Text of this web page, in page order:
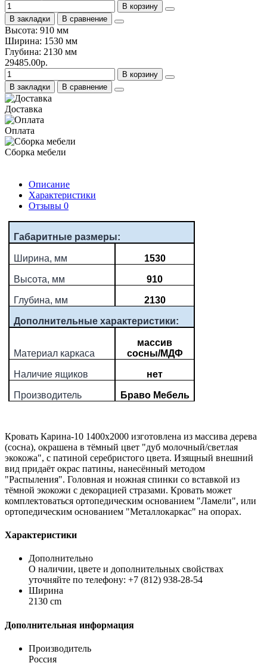
В корзину
В закладки
В сравнение
Высота: 910 мм
Ширина: 1530 мм
Глубина: 2130 мм
29485.00р.
В корзину
В закладки
В сравнение
Доставка
Оплата
Сборка мебели
Описание
Характеристики
Отзывы 0
Габаритные размеры:
Ширина, мм 1530
Высота, мм 910
Глубина, мм 2130
Дополнительные характеристики:
Материал каркаса
массив
сосны/МДФ
Наличие ящиков нет
Производитель Браво Мебель
Кровать Карина-10 1400х2000 изготовлена из массива дерева
(сосна), окрашена в тёмный цвет "дуб молочный/светлая
экокожа", с патиной серебристого цвета. Изящный внешний
вид придаёт окрас патины, нанесённый методом
"Распыления". Головная и ножная спинки со вставкой из
тёмной экокожи с декорацией стразами. Кровать может
комплектоваться ортопедическим основанием "Ламели", или
ортопедическим основанием "Металлокаркас" на опорах.
Характеристики
Дополнительно
О наличии, цвете и дополнительных свойствах
уточняйте по телефону: +7 (812) 938-28-54
Ширина
2130 cm
Дополнительная информация
Производитель
Россия